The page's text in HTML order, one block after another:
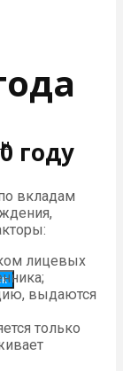
году
вкладам
лицевых
выдаются
только